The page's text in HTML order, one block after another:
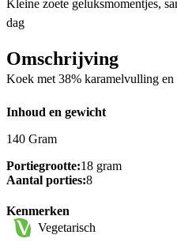
Kleine zoete geluksmomentjes,
dag
Omschrijving
Koek met 38% karamelvulling en
Inhoud en gewicht
140 Gram
Portiegrootte:18 gram
Aantal porties:8
Kenmerken
Vegetarisch